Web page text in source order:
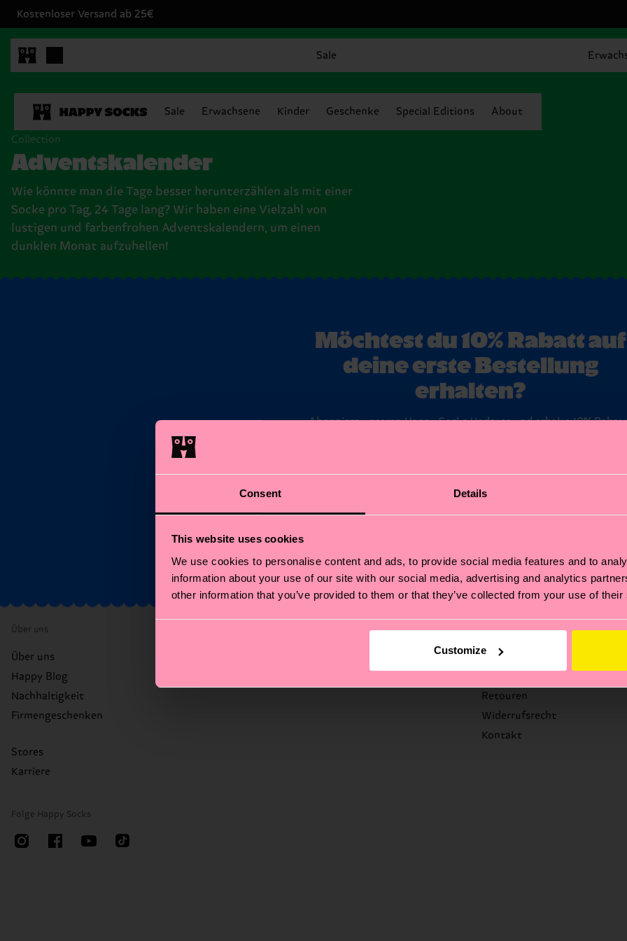
Consent Details
This website uses cookies
We use cookies to personalise content and ads, to provide social media features and to
information about your use of our site with our social media, advertising and analytics
other information that you’ve provided to them or that they’ve collected from your use of
Customize
Kostenloser Versand ab 25€
Sale
Sale Erwachsene Kinder Geschenke Special Editions About
Collection
Adventskalender
Wie könnte man die Tage besser herunterzählen als mit einer
Socke pro Tag, 24 Tage lang? Wir haben eine Vielzahl von
lustigen und farbenfrohen Adventskalendern, um einen
dunklen Monat aufzuhellen!
Möchtest du 10% Rabatt auf
deine erste Bestellung
erhalten?
Abonniere unseren Happy Socks Updates und erhalte 10%
Anmelden
*Kann nicht mit anderen Angeboten, Limited/Special Editions oder Sale
Über uns
Über uns
Happy Blog
Nachhaltigkeit
Firmengeschenken
Stores
Karriere
Hilfe
FAQ's
Retouren
Widerrufsrecht
Kontakt
Folge Happy Socks